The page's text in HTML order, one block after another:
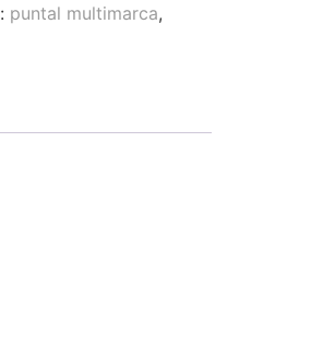
puntal multimarca,